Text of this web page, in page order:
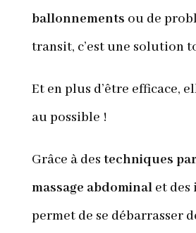
ballonnements ou de
transit, c’est une solution
Et en plus d’être efficace,
au possible !
Grâce à des techniques
massage abdominal et des
permet de se débarrasser